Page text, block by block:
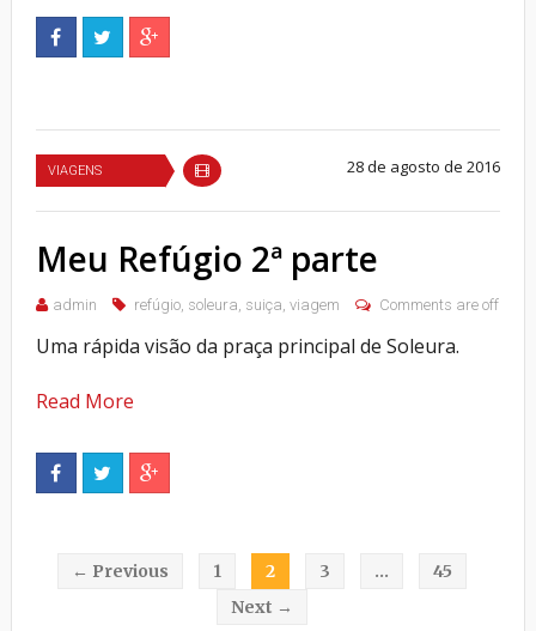
VIAGENS 28 de agosto de 2016
Meu Refúgio 2ª parte
admin refúgio, soleura, suiça, viagem Comments are off
Uma rápida visão da praça principal de Soleura.
Read More
← Previous 1 2 3 …
45
Next →